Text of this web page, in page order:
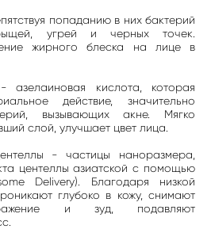
попаданию в них бактерий
угрей и черных точек.
жирного блеска на лице в
азелаиновая кислота, которая
действие, значительно
вызывающих акне. Мягко
слой, улучшает цвет лица.
- частицы наноразмера,
центеллы азиатской с помощью
Delivery). Благодаря низкой
глубоко в кожу, снимают
и зуд, подавляют